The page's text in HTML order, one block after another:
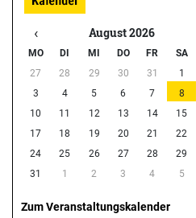
‹ August 2026
MO DI MI DO FR SA
27
28 29 30 31 1
3
4 5 6 7 8
10
11 12 13 14 15
17
18 19 20 21 22
24
25 26 27 28 29
31
1 2 3 4 5
Zum Veranstaltungskalender